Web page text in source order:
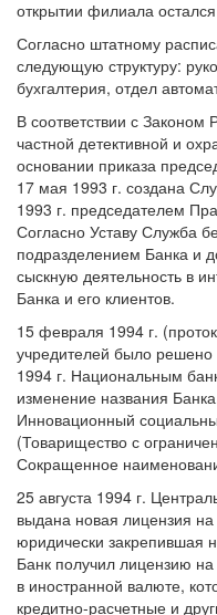
открытии филиала
Согласно штатному
следующую структуру:
бухгалтерия, отдел
В соответствии с
частной детективной и
основании приказа
17 мая 1993 г. создана
1993 г. председателем
Согласно Уставу Служба
подразделением Банка и
сыскную деятельность в
Банка и его клиентов.
15 февраля 1994 г.
учредителей было
1994 г. Национальным
изменение названия
Инновационный
(Товарищество с
Сокращенное
25 августа 1994 г.
выдана новая лицензия
юридически закрепившая
Банк получил лицензию
в иностранной валюте,
кредитно-расчетные и